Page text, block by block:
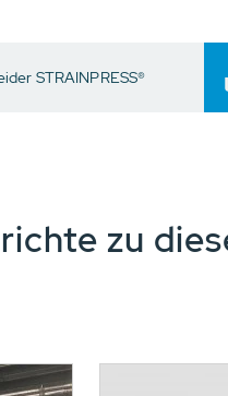
STRAINPRESS®
zu